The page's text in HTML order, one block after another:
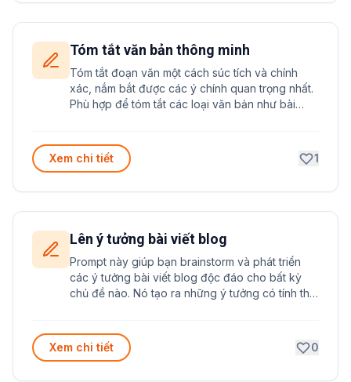
Tóm tắt văn bản thông minh
Tóm tắt đoạn văn một cách súc tích và chính
xác, nắm bắt được các ý chính quan trọng nhất.
Phù hợp để tóm tắt các loại văn bản như bài
Xem chi tiết
1
Lên ý tưởng bài viết blog
Prompt này giúp bạn brainstorm và phát triển
các ý tưởng bài viết blog độc đáo cho bất kỳ
chủ đề nào. Nó tạo ra những ý tưởng có tính thu
Xem chi tiết
0